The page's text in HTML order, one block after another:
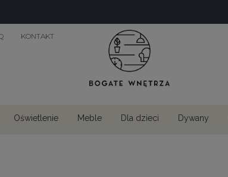
KONTAKT
Oświetlenie Meble Dla dzieci Dywany